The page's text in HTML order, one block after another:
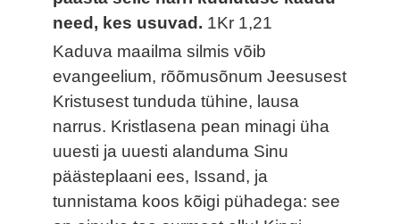
need, kes usuvad. 1Kr 1,21
Kaduva maailma silmis võib
evangeelium, rõõmusõnum Jeesusest
Kristusest tunduda tühine, lausa
narrus. Kristlasena pean minagi üha
uuesti ja uuesti alanduma Sinu
päästeplaani ees, Issand, ja
tunnistama koos kõigi pühadega: see